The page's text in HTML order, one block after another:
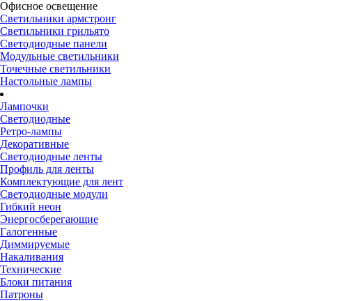
Офисное освещение
Светильники армстронг
Светильники грильято
Светодиодные панели
Модульные светильники
Точечные светильники
Настольные лампы
Лампочки
Светодиодные
Ретро-лампы
Декоративные
Светодиодные ленты
Профиль для ленты
Комплектующие для лент
Светодиодные модули
Гибкий неон
Энергосберегающие
Галогенные
Диммируемые
Накаливания
Технические
Блоки питания
Патроны